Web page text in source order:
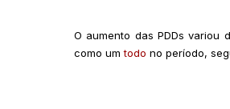
O aumento das PDDs variou
como umtodo no período,